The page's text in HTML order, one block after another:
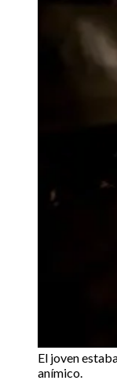
El joven
anímico.